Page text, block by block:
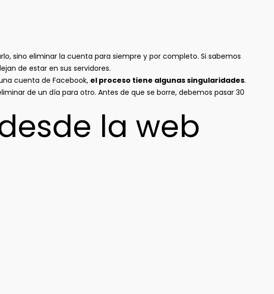
sino eliminar la cuenta para siempre y por completo. Si sabemos
de estar en sus servidores.
cuenta de Facebook, el proceso tiene algunas singularidades.
de un día para otro. Antes de que se borre, debemos pasar 30
la web